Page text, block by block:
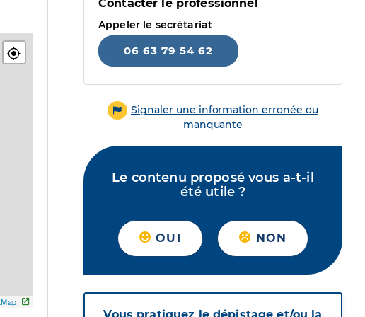
Contacter le professionnel
Appeler le secrétariat
06 63 79 54 62
Signaler une information erronée ou
manquante
Le contenu proposé vous a-t-il
été utile ?
OUI NON